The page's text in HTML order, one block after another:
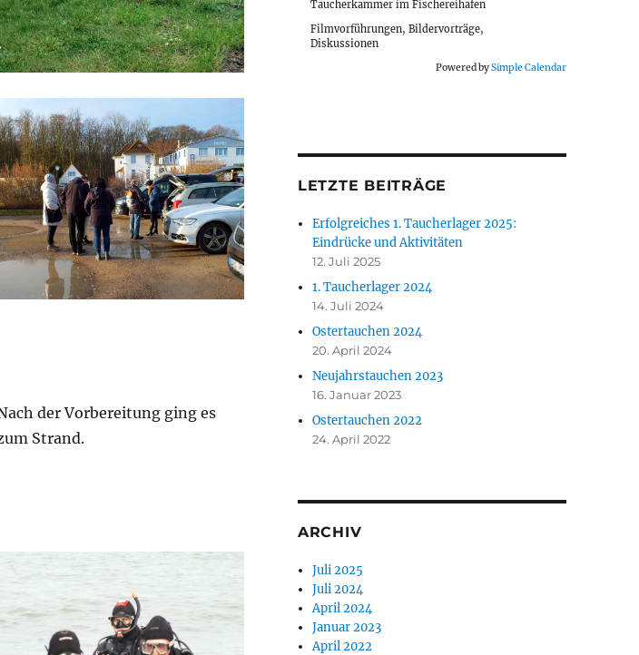
der Vorbereitung ging es
Strand.
Taucherkammer im Fischereihafen
Filmvorführungen, Bildervorträge,
Diskussionen
Powered bySimple Calendar
LETZTE BEITRÄGE
Erfolgreiches 1. Taucherlager 2025:
Eindrücke und Aktivitäten
12. Juli 2025
1. Taucherlager 2024
14. Juli 2024
Ostertauchen 2024
20. April 2024
Neujahrstauchen 2023
16. Januar 2023
Ostertauchen 2022
24. April 2022
ARCHIV
Juli 2025
Juli 2024
April 2024
Januar 2023
April 2022